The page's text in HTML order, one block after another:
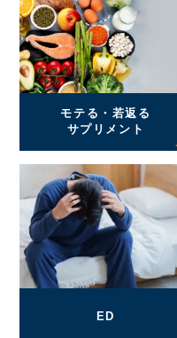
モテる・若返る
サプリメント
ED